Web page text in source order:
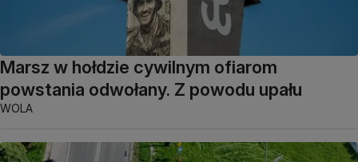
Marsz w hołdzie cywilnym ofiarom
powstania odwołany. Z powodu upału
WOLA